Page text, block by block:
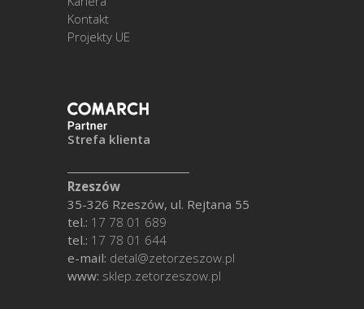
Kontakt
Projekty UE
Strefa klienta
Rzeszów
35-326 Rzeszów, ul. Rejtana 55
tel.: 17 78 01 689
tel.: 17 78 01 644
e-mail: detal@zetorzeszow.pl
www: sklep.zetorzeszow.pl